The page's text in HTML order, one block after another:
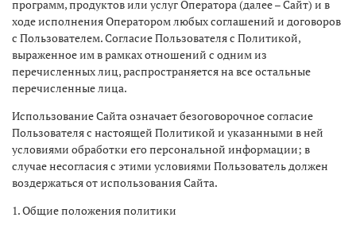
программ, продуктов или услуг Оператора (далее – Сайт) и в
ходе исполнения Оператором любых соглашений и договоров
с Пользователем. Согласие Пользователя с Политикой,
выраженное им в рамках отношений с одним из
перечисленных лиц, распространяется на все остальные
перечисленные лица.
Использование Сайта означает безоговорочное согласие
Пользователя с настоящей Политикой и указанными в ней
условиями обработки его персональной информации; в
случае несогласия с этими условиями Пользователь должен
воздержаться от использования Сайта.
1. Общие положения политики